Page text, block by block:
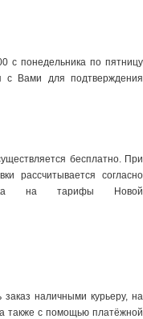
с понедельника по пятницу
с Вами для подтверждения
бесплатно. При
рассчитывается согласно
на тарифы Новой
наличными курьеру, на
также с помощью платёжной